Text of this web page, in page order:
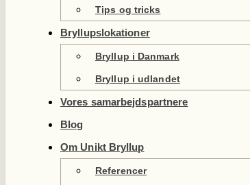
Tips og tricks
Bryllupslokationer
Bryllup i Danmark
Bryllup i udlandet
Vores samarbejdspartnere
Blog
Om Unikt Bryllup
Referencer